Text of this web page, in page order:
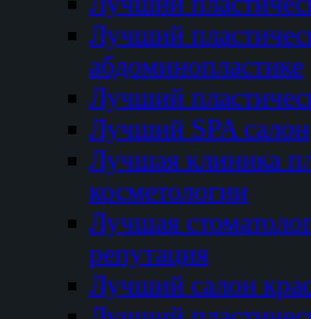
Лучший
абдоминопластике
Лучший
Лучший SPA салон
Лучшая клиника
косметологии
Лучшая
репутация
Лучший салон